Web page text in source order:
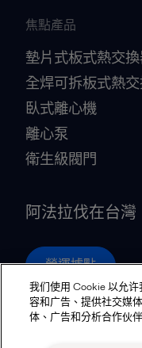
焦點產品
墊片式板式熱交
全焊可拆板式熱
臥式離心機
離心泵
衛生級閥門
阿法拉伐在台灣
營運據點
我们使用 Cookie 以允
容和广告、提供社交媒
体、广告和分析合作伙